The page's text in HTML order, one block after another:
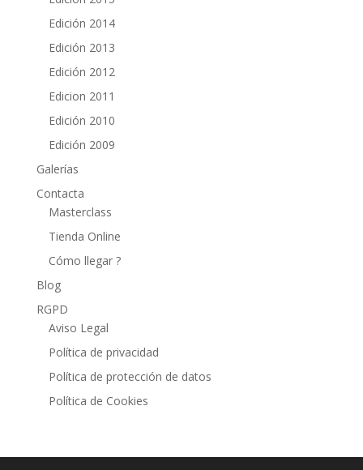
Edición 2014
Edición 2013
Edición 2012
Edicion 2011
Edición 2010
Edición 2009
Galerías
Contacta
Masterclass
Tienda Online
Cómo llegar ?
Blog
RGPD
Aviso Legal
Política de privacidad
Política de protección de datos
Política de Cookies